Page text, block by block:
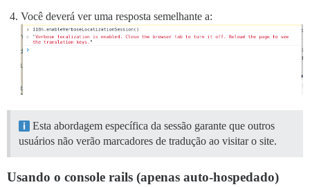
Você deverá ver uma resposta semelhante a:
Esta abordagem específica da sessão garante que outros
usuários não verão marcadores de tradução ao visitar o site.
Usando o console rails (apenas auto-hospedado)